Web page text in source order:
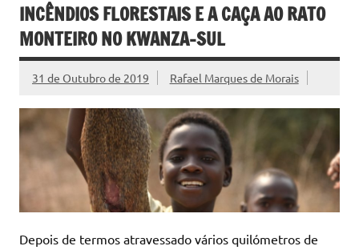
INCÊNDIOS FLORESTAIS E A CAÇA AO RATO
MONTEIRO NO KWANZA-SUL
31 de Outubro de 2019 Rafael Marques de Morais
Depois de termos atravessado vários quilómetros de